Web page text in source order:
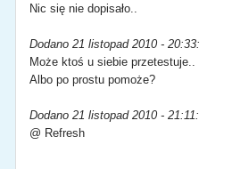
Nic się nie dopisało..
Dodano 21 listopad 2010 - 20:33:
Może ktoś u siebie przetestuje..
Albo po prostu pomoże?
Dodano 21 listopad 2010 - 21:11:
@ Refresh